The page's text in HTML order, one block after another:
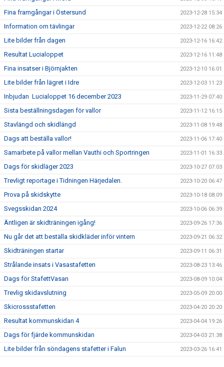
Fina framgångar i Östersund 2023-12-28 15:34
Information om tävlingar 2023-12-22 08:26
Lite bilder från dagen 2023-12-16 16:42
Resultat Lucialoppet 2023-12-16 11:48
Fina insatser i Björnjakten 2023-12-10 16:01
Lite bilder från lägret i Idre 2023-12-03 11:23
Inbjudan Lucialoppet 16 december 2023 2023-11-29 07:40
Sista beställningsdagen för vallor 2023-11-12 16:15
Stavlängd och skidlängd 2023-11-08 19:48
Dags att beställa vallor! 2023-11-06 17:40
Samarbete på vallor mellan Vauthi och Sportringen 2023-11-01 16:33
Dags för skidläger 2023 2023-10-27 07:03
Trevligt reportage i Tidningen Härjedalen. 2023-10-20 06:47
Prova på skidskytte 2023-10-18 08:09
Svegsskidan 2024 2023-10-06 06:39
Äntligen är skidträningen igång! 2023-09-26 17:36
Nu går det att beställa skidkläder inför vintern 2023-09-21 06:32
Skidträningen startar 2023-09-11 06:31
Strålande insats i Vasastafetten 2023-08-23 13:46
Dags för StafettVasan 2023-08-09 10:04
Trevlig skidavslutning 2023-05-09 20:00
Skicrossstafetten 2023-04-20 20:20
Resultat kommunskidan 4 2023-04-04 19:26
Dags för fjärde kommunskidan 2023-04-03 21:38
Lite bilder från söndagens stafetter i Falun 2023-03-26 16:41